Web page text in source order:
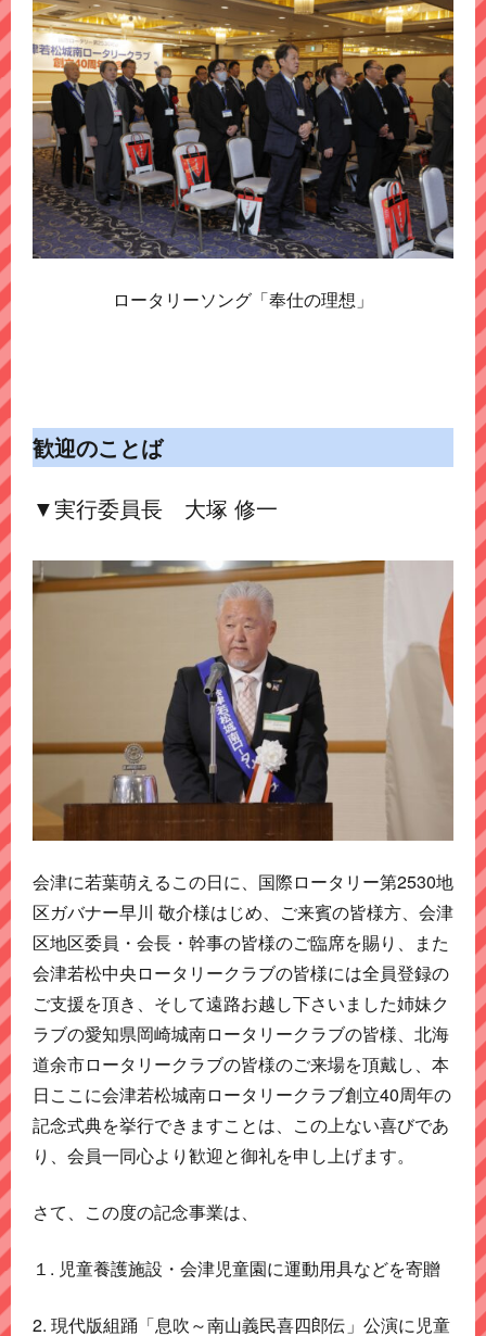
ロータリーソング「奉仕の理想」
歓迎のことば
▼実行委員長 大塚 修一
会津に若葉萌えるこの日に、国際ロータリー第2530地
区ガバナー早川 敬介様はじめ、ご来賓の皆様方、会津
区地区委員・会長・幹事の皆様のご臨席を賜り、また
会津若松中央ロータリークラブの皆様には全員登録の
ご支援を頂き、そして遠路お越し下さいました姉妹ク
ラブの愛知県岡崎城南ロータリークラブの皆様、北海
道余市ロータリークラブの皆様のご来場を頂戴し、本
日ここに会津若松城南ロータリークラブ創立40周年の
記念式典を挙行できますことは、この上ない喜びであ
り、会員一同心より歓迎と御礼を申し上げます。
さて、この度の記念事業は、
１. 児童養護施設・会津児童園に運動用具などを寄贈
2. 現代版組踊「息吹～南山義民喜四郎伝」公演に児童